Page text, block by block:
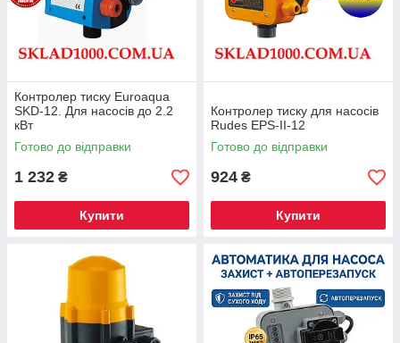
Контролер тиску Euroaqua
SKD-12. Для насосів до 2.2
кВт
Готово до відправки
1 232 ₴
Купити
Контролер тиску для насосів
Rudes EPS-II-12
Готово до відправки
924 ₴
Купити